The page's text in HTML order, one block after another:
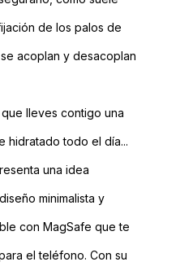
de los palos de
acoplan y desacoplan
lleves contigo una
hidratado todo el día...
una idea
minimalista y
con MagSafe que te
el teléfono. Con su